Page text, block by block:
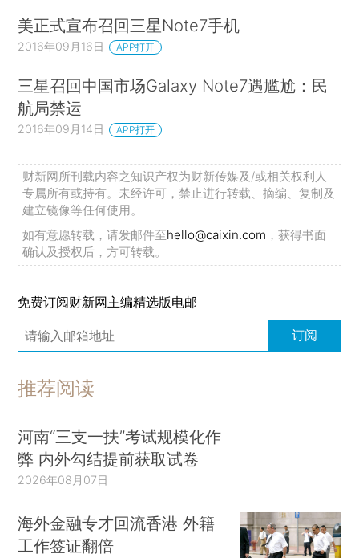
美正式宣布召回三星Note7手机
2016年09月16日 APP打开
三星召回中国市场Galaxy Note7遇尴尬：民
航局禁运
2016年09月14日 APP打开
财新网所刊载内容之知识产权为财新传媒及/或相关权利人
专属所有或持有。未经许可，禁止进行转载、摘编、复制及
建立镜像等任何使用。
如有意愿转载，请发邮件至hello@caixin.com ，获得书面
确认及授权后，方可转载。
免费订阅财新网主编精选版电邮
订阅
推荐阅读
河南“三支一扶”考试规模化作
弊 内外勾结提前获取试卷
2026年08月07日
海外金融专才回流香港 外籍
工作签证翻倍